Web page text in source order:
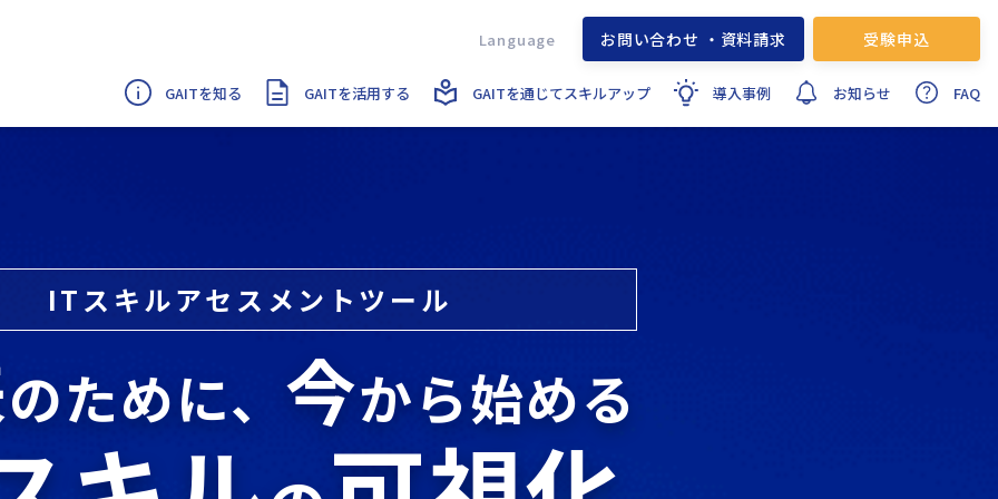
お問い合わせ ・資料請求 受験申込
GAITを知る GAITを活用する GAITを通じてスキルアップ 導入事例 お知らせ FAQ
ITスキルアセスメントツール
のために、 今から始める